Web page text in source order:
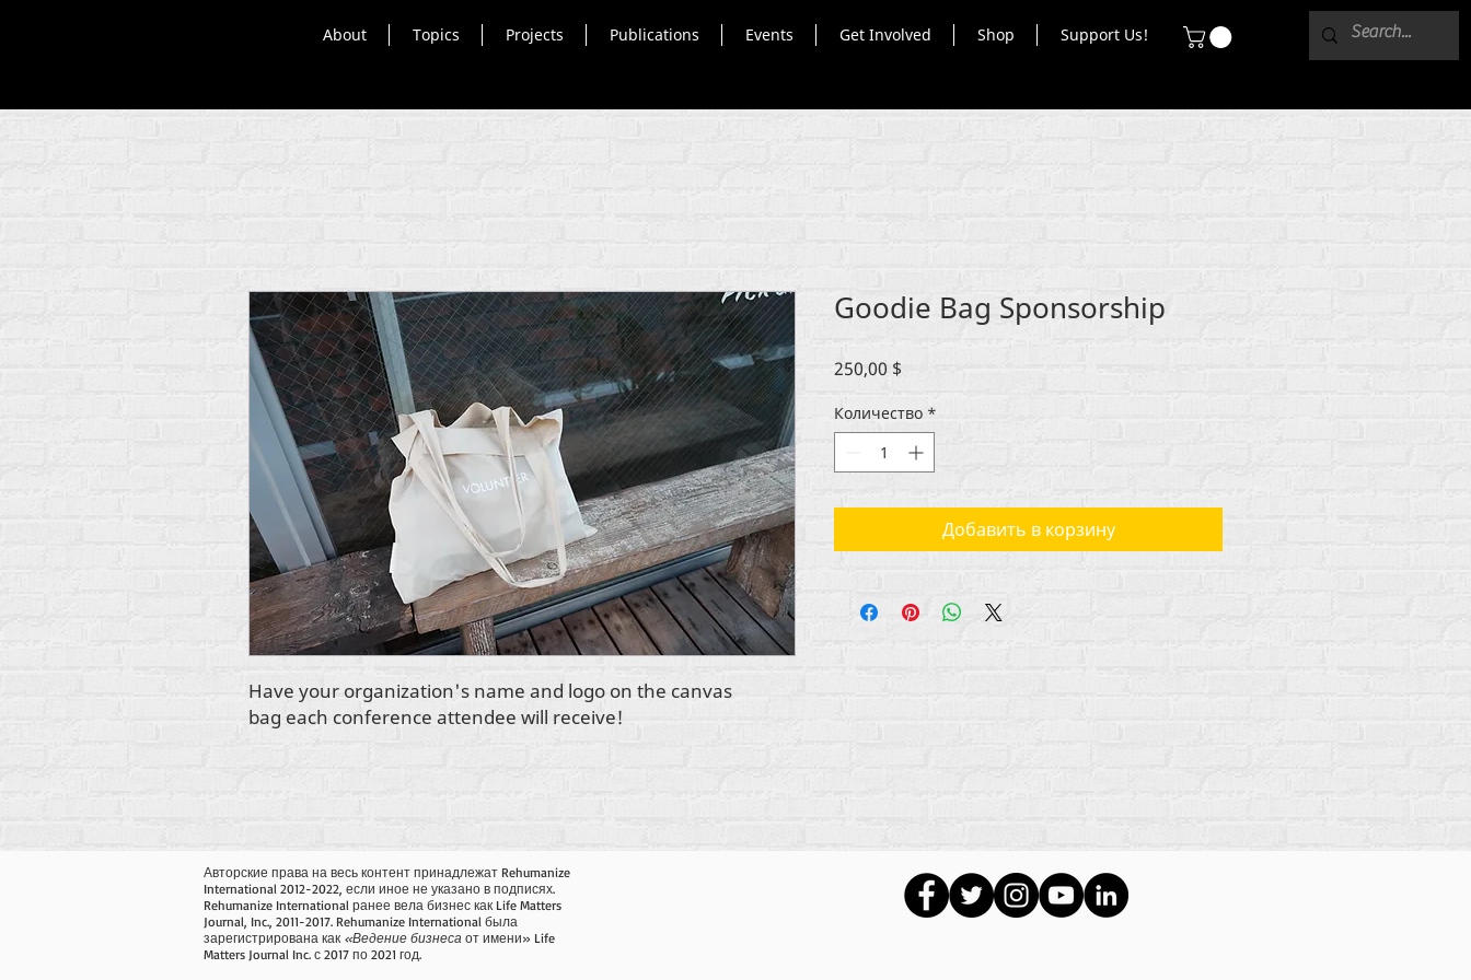
About Topics Projects Publications Events Get Involved Shop Support Us!
Have your organization's name and logo on the canvas
bag each conference attendee will receive!
Goodie Bag Sponsorship
250,00 $
Количество *
Добавить в корзину
Авторские права на весь контент принадлежат Rehumanize
International 2012-2022, если иное не указано в подписях.
Rehumanize International ранее вела бизнес как Life Matters
Journal, Inc., 2011-2017. Rehumanize International была
зарегистрирована как «Ведение бизнеса от имени» Life
Matters Journal Inc. с 2017 по 2021 год.